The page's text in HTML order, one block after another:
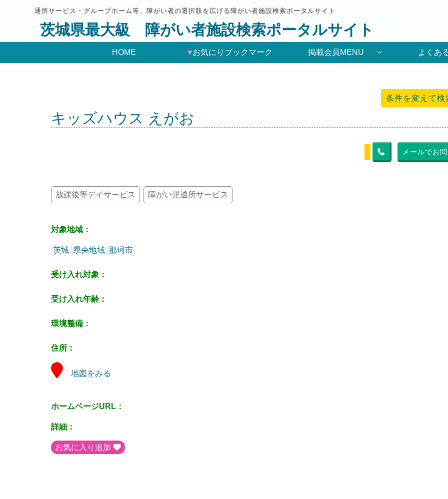
通所サービス・グループホーム等、障がい者の選択肢を広げる障がい者施設検索ポータルサイト
茨城県最大級 障がい者施設検索ポータルサイト
HOME ♥お気にりブックマーク 掲載会員MENU よくあ
条件を変えて検
キッズハウス えがお
メールでお
放課後等デイサービス 障がい児通所サービス
対象地域：
茨城 県央地域 那珂市
受け入れ対象：
受け入れ年齢：
環境整備：
住所：
地図をみる
ホームページURL：
詳細：
お気に入り追加